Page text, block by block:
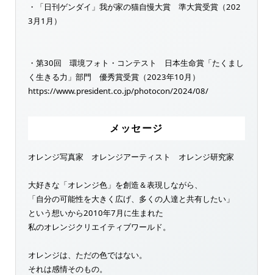
・「日刊ゲンダイ」我が家の猫自慢大賞 準大賞受賞（202
3月1月）
・第30回 環境フォト・コンテスト 日本生命賞「たくまし
く生きる力」部門 優秀賞受賞（2023年10月）
https://www.president.co.jp/photocon/2024/08/
メッセージ
オレンジ写真家 オレンジアーティスト オレンジ研究家
大好きな「オレンジ色」を創造＆表現しながら、
「自分の可能性を大きく広げ、多くの人達と共有したい」
という想いから2010年7月に生まれた
私のオレンジクリエイティブワールド。
オレンジは、ただの色ではない。
それは感情そのもの。